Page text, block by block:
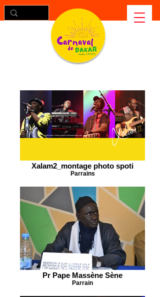
Xalam2_montage photo spoti
Parrains
Pr Pape Massène Sène
Parrain